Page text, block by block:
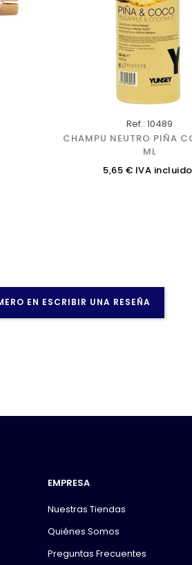
Ref.: 10489
CHAMPU NEUTRO PIÑA
ML
Precio
5,65 € IVA incluido
EN ESCRIBIR UNA RESEÑA
EMPRESA
Nuestras Tiendas
Quiénes Somos
Preguntas Frecuentes